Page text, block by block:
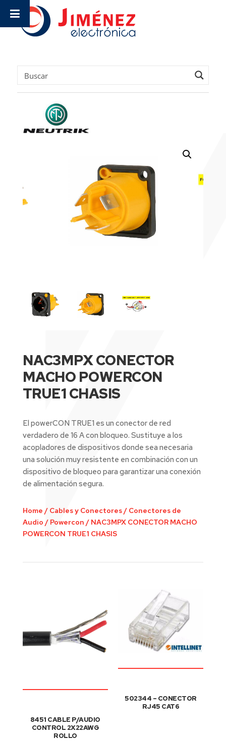
NAC3MPX CONECTOR
MACHO POWERCON
TRUE1 CHASIS
El powerCON TRUE1 es un conector de red
verdadero de 16 A con bloqueo. Sustituye a los
acopladores de dispositivos donde sea necesaria
una solución muy resistente en combinación con un
dispositivo de bloqueo para garantizar una conexión
de alimentación segura.
Home / Cables y Conectores/ Conectores de
Audio / Powercon / NAC3MPX CONECTOR MACHO
POWERCON TRUE1 CHASIS
8451 CABLE P/AUDIO
CONTROL 2X22AWG
ROLLO
502344 – CONECTOR
RJ45 CAT6